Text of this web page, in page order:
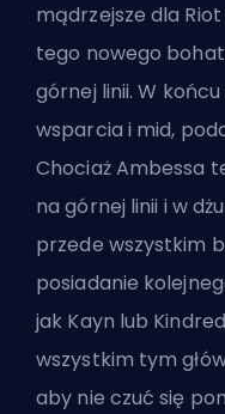
mądrzejsze dla
tego nowego
górnej linii. W końcu
wsparcia i mid,
ChociażAmbessa
na górnej linii i w
przede wszystkim
posiadanie
jak Kayn lub
wszystkim tym
aby nie czuć się